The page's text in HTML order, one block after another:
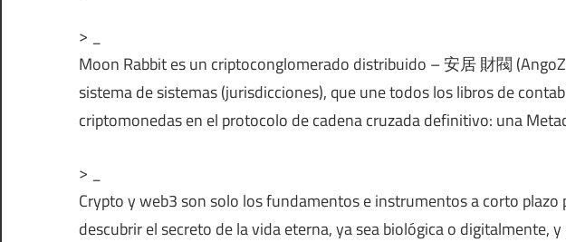
> _
Moon Rabbit es un criptoconglomerado distribuido – 安居 財閥
sistema de sistemas (jurisdicciones), que une todos los libros de
criptomonedas en el protocolo de cadena cruzada definitivo: una
> _
Crypto y web3 son solo los fundamentos e instrumentos a corto plazo
descubrir el secreto de la vida eterna, ya sea biológica o digitalmente,